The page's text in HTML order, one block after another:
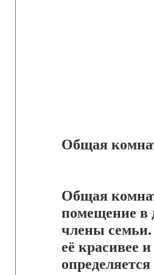
Общая
Общая
помещение в
члены семьи.
её красивее